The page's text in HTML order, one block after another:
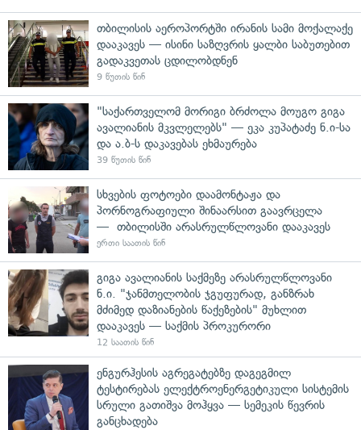
თბილისის აეროპორტში ირანის სამი მოქალაქე
დააკავეს — ისინი საზღვრის ყალბი საბუთებით
გადაკვეთას ცდილობდნენ
9 წუთის წინ
"საქართველომ მორიგი ბრძოლა მოუგო გიგა
ავალიანის მკვლელებს" — ეკა კუპატაძე ნ.ი-სა
და ა.ბ-ს დაკავებას ეხმაურება
39 წუთის წინ
სხვების ფოტოები დაამონტაჟა და
პორნოგრაფიული შინაარსით გაავრცელა
— თბილისში არასრულწლოვანი დააკავეს
ერთი საათის წინ
გიგა ავალიანის საქმეზე არასრულწლოვანი
ნ.ი. "ჯანმთელობის ჯგუფურად, განზრახ
მძიმედ დაზიანების წაქეზების" მუხლით
დააკავეს — საქმის პროკურორი
12 საათის წინ
ენგურჰესის აგრეგატებზე დაგეგმილ
ტესტირებას ელექტროენერგეტიკული სისტემის
სრული გათიშვა მოჰყვა — სემეკის წევრის
განცხადება